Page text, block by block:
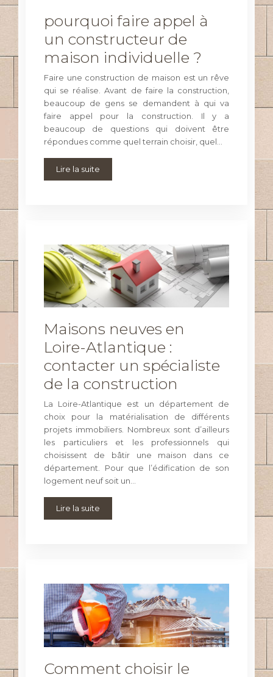
pourquoi faire appel à
un constructeur de
maison individuelle ?
Faire une construction de maison est un rêve
qui se réalise. Avant de faire la construction,
beaucoup de gens se demandent à qui va
faire appel pour la construction. Il y a
beaucoup de questions qui doivent être
répondues comme quel terrain choisir, quel…
Lire la suite
Maisons neuves en
Loire-Atlantique :
contacter un spécialiste
de la construction
La Loire-Atlantique est un département de
choix pour la matérialisation de différents
projets immobiliers. Nombreux sont d’ailleurs
les particuliers et les professionnels qui
choisissent de bâtir une maison dans ce
département. Pour que l’édification de son
logement neuf soit un…
Lire la suite
Comment choisir le